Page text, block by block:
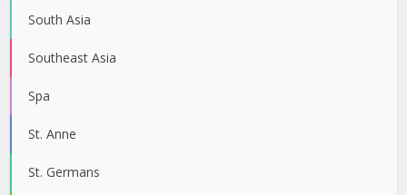
South Asia
Southeast Asia
Spa
St. Anne
St. Germans